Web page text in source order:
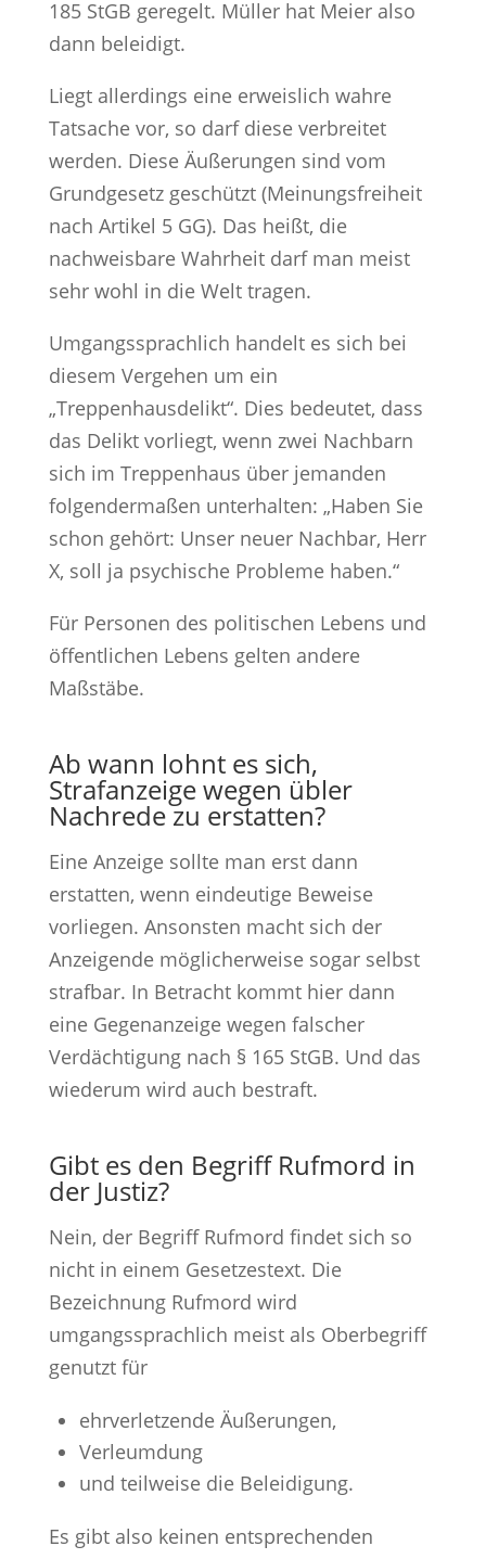
185 StGB geregelt. Müller hat Meier also
dann beleidigt.
Liegt allerdings eine erweislich wahre
Tatsache vor, so darf diese verbreitet
werden. Diese Äußerungen sind vom
Grundgesetz geschützt (Meinungsfreiheit
nach Artikel 5 GG). Das heißt, die
nachweisbare Wahrheit darf man meist
sehr wohl in die Welt tragen.
Umgangssprachlich handelt es sich bei
diesem Vergehen um ein
„Treppenhausdelikt“. Dies bedeutet, dass
das Delikt vorliegt, wenn zwei Nachbarn
sich im Treppenhaus über jemanden
folgendermaßen unterhalten: „Haben Sie
schon gehört: Unser neuer Nachbar, Herr
X, soll ja psychische Probleme haben.“
Für Personen des politischen Lebens und
öffentlichen Lebens gelten andere
Maßstäbe.
Ab wann lohnt es sich,
Strafanzeige wegen übler
Nachrede zu erstatten?
Eine Anzeige sollte man erst dann
erstatten, wenn eindeutige Beweise
vorliegen. Ansonsten macht sich der
Anzeigende möglicherweise sogar selbst
strafbar. In Betracht kommt hier dann
eine Gegenanzeige wegen falscher
Verdächtigung nach § 165 StGB. Und das
wiederum wird auch bestraft.
Gibt es den Begriff Rufmord in
der Justiz?
Nein, der Begriff Rufmord findet sich so
nicht in einem Gesetzestext. Die
Bezeichnung Rufmord wird
umgangssprachlich meist als Oberbegriff
genutzt für
ehrverletzende Äußerungen,
Verleumdung
und teilweise die Beleidigung.
Es gibt also keinen entsprechenden